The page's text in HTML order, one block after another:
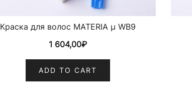
Краска для волос MATERIA µ WB9
1 604,00₽
ADD TO CART